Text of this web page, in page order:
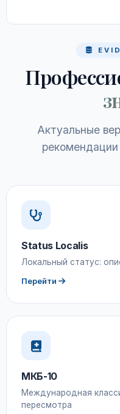
Актуальные
Status Localis
Локальный статус:
Перейти
МКБ-10
Международная
пересмотра